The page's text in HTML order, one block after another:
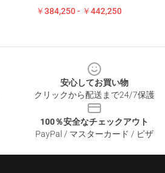
￥384,250 - ￥442,250
安心してお買い物
クリックから配送まで24/7保護
100％安全なチェックアウト
PayPal / マスターカード / ビザ